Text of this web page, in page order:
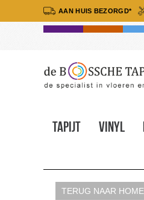
AAN HUIS BEZORGD*
Tapijt Vinyl
TERUG NAAR HOME